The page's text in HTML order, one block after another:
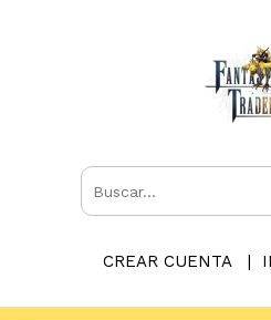
CREAR CUENTA